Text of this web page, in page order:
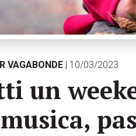
VAGABONDE | 10/03/2023
un